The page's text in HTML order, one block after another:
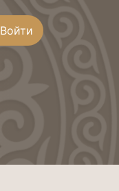
Войти